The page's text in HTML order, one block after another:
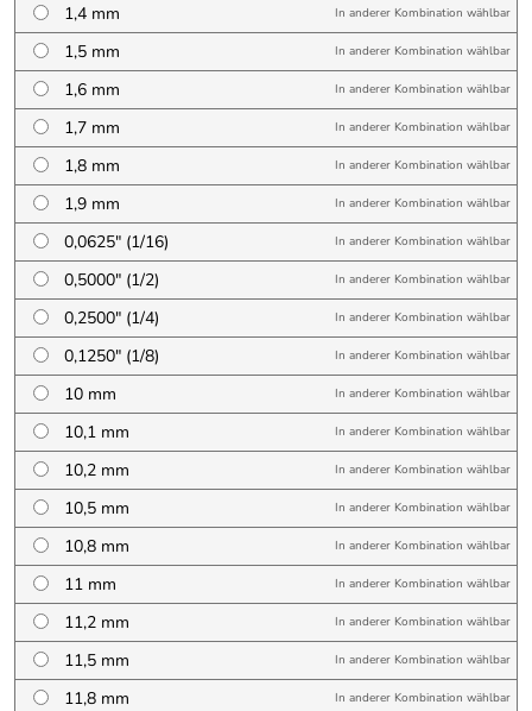
1,4 mm In anderer Kombination wählbar
1,5 mm In anderer Kombination wählbar
1,6 mm In anderer Kombination wählbar
1,7 mm In anderer Kombination wählbar
1,8 mm In anderer Kombination wählbar
1,9 mm In anderer Kombination wählbar
0,0625″ (1/16) In anderer Kombination wählbar
0,5000″ (1/2) In anderer Kombination wählbar
0,2500″ (1/4) In anderer Kombination wählbar
0,1250″ (1/8) In anderer Kombination wählbar
10 mm In anderer Kombination wählbar
10,1 mm In anderer Kombination wählbar
10,2 mm In anderer Kombination wählbar
10,5 mm In anderer Kombination wählbar
10,8 mm In anderer Kombination wählbar
11 mm In anderer Kombination wählbar
11,2 mm In anderer Kombination wählbar
11,5 mm In anderer Kombination wählbar
11,8 mm In anderer Kombination wählbar